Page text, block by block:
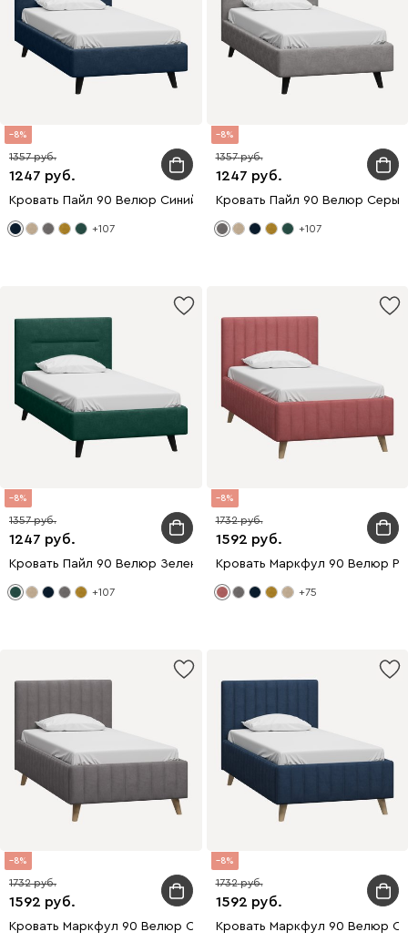
8
1247
1357
Кровать Пайл 90 Велюр Синий
+107
8
1247
1357
Кровать Пайл 90 Велюр Серый
+107
8
1247
1357
Кровать Пайл 90 Велюр Зеленый
+107
8
1592
1732
Кровать Маркфул 90 Велюр
+75
8
1592
1732
Кровать Маркфул 90 Велюр Серый
8
1592
1732
Кровать Маркфул 90 Велюр